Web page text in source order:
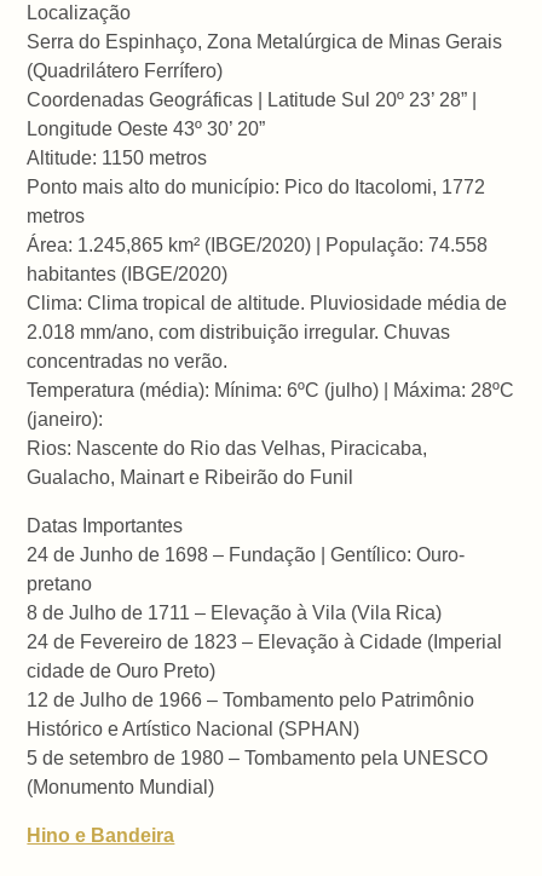
Localização
Serra do Espinhaço, Zona Metalúrgica de Minas Gerais
(Quadrilátero Ferrífero)
Coordenadas Geográficas | Latitude Sul 20º 23’ 28” |
Longitude Oeste 43º 30’ 20”
Altitude: 1150 metros
Ponto mais alto do município: Pico do Itacolomi, 1772
metros
Área: 1.245,865 km² (IBGE/2020) | População: 74.558
habitantes (IBGE/2020)
Clima: Clima tropical de altitude. Pluviosidade média de
2.018 mm/ano, com distribuição irregular. Chuvas
concentradas no verão.
Temperatura (média): Mínima: 6ºC (julho) | Máxima: 28ºC
(janeiro):
Rios: Nascente do Rio das Velhas, Piracicaba,
Gualacho, Mainart e Ribeirão do Funil
Datas Importantes
24 de Junho de 1698 – Fundação | Gentílico: Ouro-
pretano
8 de Julho de 1711 – Elevação à Vila (Vila Rica)
24 de Fevereiro de 1823 – Elevação à Cidade (Imperial
cidade de Ouro Preto)
12 de Julho de 1966 – Tombamento pelo Patrimônio
Histórico e Artístico Nacional (SPHAN)
5 de setembro de 1980 – Tombamento pela UNESCO
(Monumento Mundial)
Hino e Bandeira